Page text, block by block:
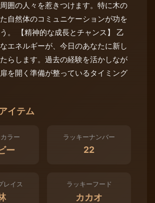
囲の人々を惹きつけます。特に木の
自然体のコミュニケーションが功を
。 【精神的な成長とチャンス】 乙
エネルギーが、今日のあなたに新し
らします。過去の経験を活かしなが
を開く準備が整っているタイミング
イテム
ラー
ー
ラッキーナンバー
22
レイス ラッキーフード
カカオ